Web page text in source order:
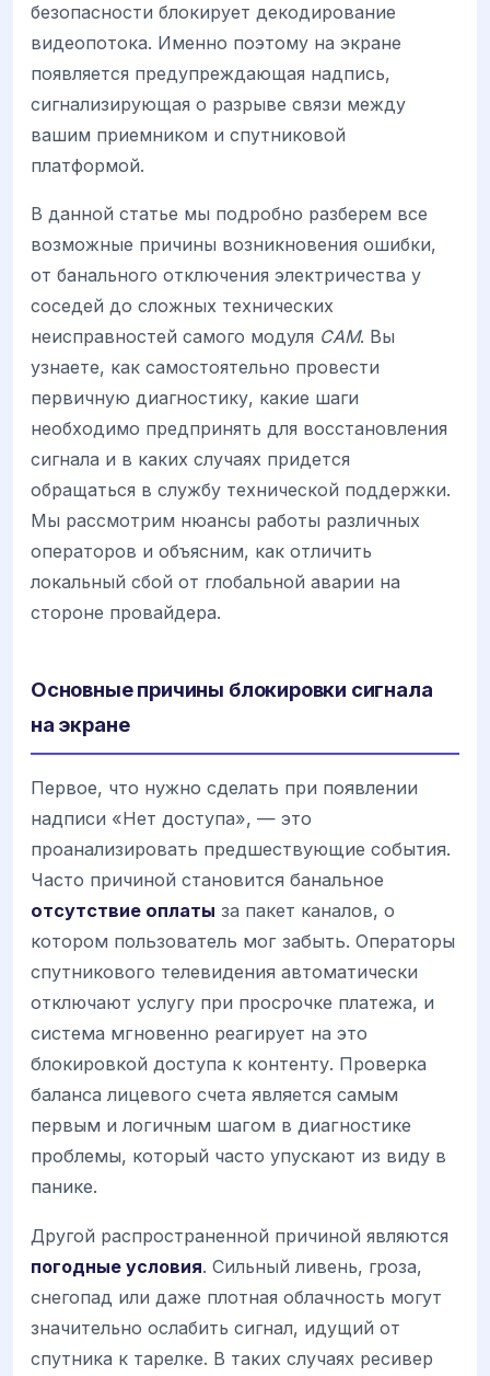
безопасности блокирует декодирование
видеопотока. Именно поэтому на экране
появляется предупреждающая надпись,
сигнализирующая о разрыве связи между
вашим приемником и спутниковой
платформой.
В данной статье мы подробно разберем все
возможные причины возникновения ошибки,
от банального отключения электричества у
соседей до сложных технических
неисправностей самого модуля CAM. Вы
узнаете, как самостоятельно провести
первичную диагностику, какие шаги
необходимо предпринять для восстановления
сигнала и в каких случаях придется
обращаться в службу технической поддержки.
Мы рассмотрим нюансы работы различных
операторов и объясним, как отличить
локальный сбой от глобальной аварии на
стороне провайдера.
Основные причины блокировки сигнала
на экране
Первое, что нужно сделать при появлении
надписи «Нет доступа», — это
проанализировать предшествующие события.
Часто причиной становится банальное
отсутствие оплаты за пакет каналов, о
котором пользователь мог забыть. Операторы
спутникового телевидения автоматически
отключают услугу при просрочке платежа, и
система мгновенно реагирует на это
блокировкой доступа к контенту. Проверка
баланса лицевого счета является самым
первым и логичным шагом в диагностике
проблемы, который часто упускают из виду в
панике.
Другой распространенной причиной являются
погодные условия. Сильный ливень, гроза,
снегопад или даже плотная облачность могут
значительно ослабить сигнал, идущий от
спутника к тарелке. В таких случаях ресивер